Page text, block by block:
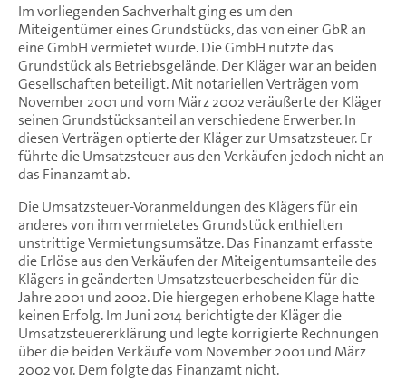
Im vorliegenden Sachverhalt ging es um den
Miteigentümer eines Grundstücks, das von einer GbR an
eine GmbH vermietet wurde. Die GmbH nutzte das
Grundstück als Betriebsgelände. Der Kläger war an beiden
Gesellschaften beteiligt. Mit notariellen Verträgen vom
November 2001 und vom März 2002 veräußerte der Kläger
seinen Grundstücksanteil an verschiedene Erwerber. In
diesen Verträgen optierte der Kläger zur Umsatzsteuer. Er
führte die Umsatzsteuer aus den Verkäufen jedoch nicht an
das Finanzamt ab.
Die Umsatzsteuer-Voranmeldungen des Klägers für ein
anderes von ihm vermietetes Grundstück enthielten
unstrittige Vermietungsumsätze. Das Finanzamt erfasste
die Erlöse aus den Verkäufen der Miteigentumsanteile des
Klägers in geänderten Umsatzsteuerbescheiden für die
Jahre 2001 und 2002. Die hiergegen erhobene Klage hatte
keinen Erfolg. Im Juni 2014 berichtigte der Kläger die
Umsatzsteuererklärung und legte korrigierte Rechnungen
über die beiden Verkäufe vom November 2001 und März
2002 vor. Dem folgte das Finanzamt nicht.